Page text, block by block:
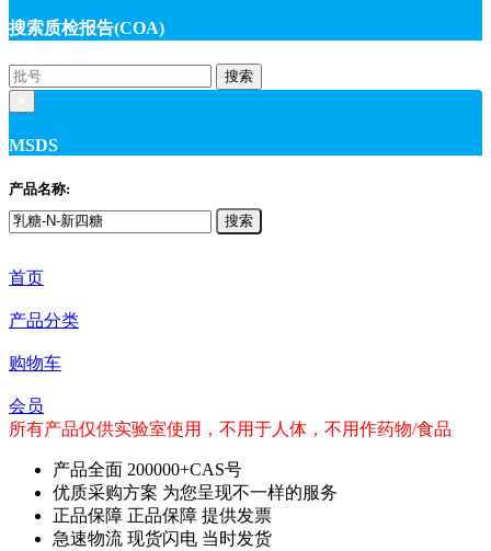
搜索质检报告(COA)
搜索
MSDS
产品名称:
搜索
首页
产品分类
购物车
会员
所有产品仅供实验室使用，不用于人体，不用作药物/食品
产品全面 200000+CAS号
优质采购方案 为您呈现不一样的服务
正品保障 正品保障 提供发票
急速物流 现货闪电 当时发货